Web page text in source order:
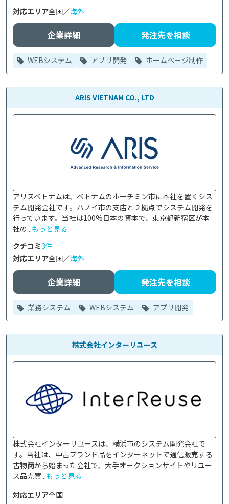
対応エリア全国／海外
企業詳細 発注先を相談
WEBシステム アプリ開発 ホームページ制作
ARIS VIETNAM CO., LTD
アリスベトナムは、ベトナムのホーチミン市に本社を置くシス
テム開発会社です。ハノイ市の支店と２拠点でシステム開発を
行っています。当社は100%日本の資本で、東京都新宿区が本
社の...もっと見る
クチコミ3件
対応エリア全国／海外
企業詳細 発注先を相談
業務システム WEBシステム アプリ開発
株式会社インターリユース
株式会社インターリユースは、横浜市のシステム開発会社で
す。当社は、中古ブランド品をインターネットで通信販売する
古物商から始まった会社で、大手オークションサイトやリユー
ス品売買...もっと見る
対応エリア全国